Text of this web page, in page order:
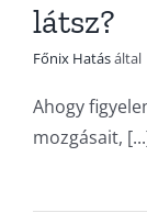
látsz?
Főnix Hatásáltal
Ahogy
mozgásait,